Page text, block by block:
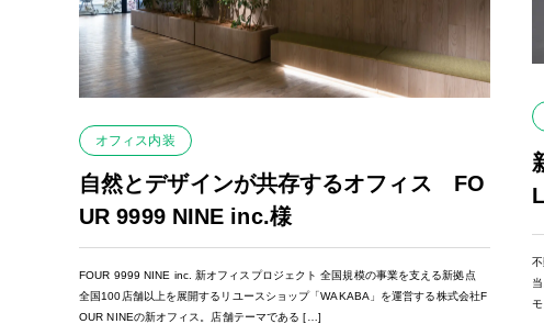
オフィス内装
自然とデザインが共存するオフィス FO
UR 9999 NINE inc.様
FOUR 9999 NINE inc. 新オフィスプロジェクト 全国規模の事業を支える新拠点
全国100店舗以上を展開するリユースショップ「WAKABA」を運営する株式会社F
OUR NINEの新オフィス。店舗テーマである […]